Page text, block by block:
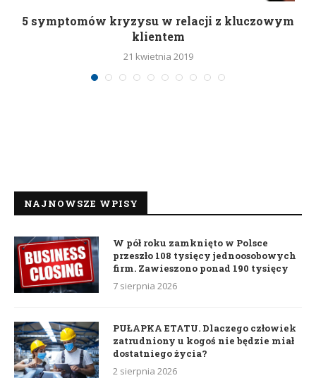
5 symptomów kryzysu w relacji z kluczowym
klientem
21 kwietnia 2019
NAJNOWSZE WPISY
W pół roku zamknięto w Polsce
przeszło 108 tysięcy jednoosobowych
firm. Zawieszono ponad 190 tysięcy
7 sierpnia 2026
PUŁAPKA ETATU. Dlaczego człowiek
zatrudniony u kogoś nie będzie miał
dostatniego życia?
2 sierpnia 2026